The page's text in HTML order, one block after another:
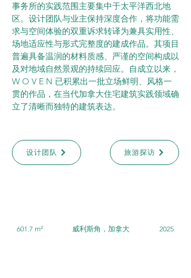
事务所的实践范围主要集中于太平洋西北地
区。设计团队与业主保持深度合作，将功能需
求与空间体验的双重诉求转译为兼具实用性、
场地适应性与形式完整度的建成作品。其项目
普遍具备温润的材料质感、严谨的空间构成以
及对地域自然景观的持续回应。自成立以来，
W O V E N 已积累出一批立场鲜明、风格一
贯的作品，在当代加拿大住宅建筑实践领域确
立了清晰而独特的建筑表达。
设计团队 旅游探访
601.7 m² 威利斯角，加拿大 2025